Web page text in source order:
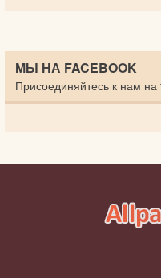
МЫ НА FACEBOOK
Присоединяйтесь к нам